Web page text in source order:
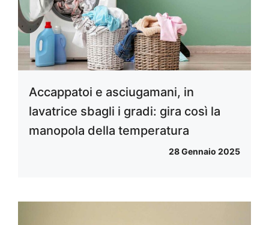
Accappatoi e asciugamani, in
lavatrice sbagli i gradi: gira così la
manopola della temperatura
28 Gennaio 2025